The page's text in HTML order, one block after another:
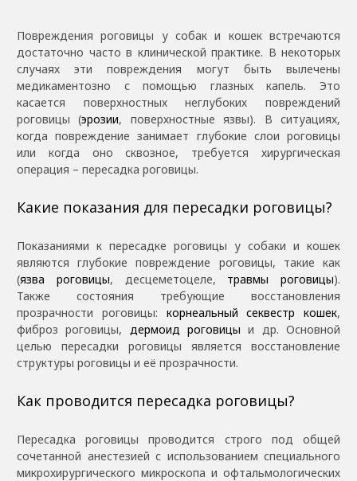
Повреждения роговицы у собак и кошек встречаются
достаточно часто в клинической практике. В некоторых
случаях эти повреждения могут быть вылечены
медикаментозно с помощью глазных капель. Это
касается поверхностных неглубоких повреждений
роговицы (эрозии, поверхностные язвы). В ситуациях,
когда повреждение занимает глубокие слои роговицы
или когда оно сквозное, требуется хирургическая
операция – пересадка роговицы.
Какие показания для пересадки роговицы?
Показаниями к пересадке роговицы у собаки и кошек
являются глубокие повреждение роговицы, такие как
(язва роговицы, десцеметоцеле, травмы роговицы).
Также состояния требующие восстановления
прозрачности роговицы: корнеальный секвестр кошек,
фиброз роговицы, дермоид роговицы и др. Основной
целью пересадки роговицы является восстановление
структуры роговицы и её прозрачности.
Как проводится пересадка роговицы?
Пересадка роговицы проводится строго под общей
сочетанной анестезией с использованием специального
микрохирургического микроскопа и офтальмологических